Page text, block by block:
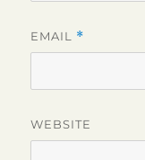
EMAIL *
WEBSITE